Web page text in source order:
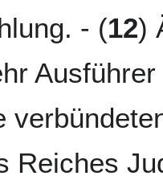
- (12)
Reiches